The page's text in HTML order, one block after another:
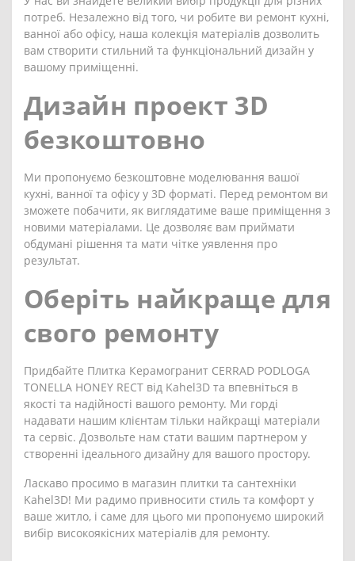
потреб. Незалежно від того, чи робите ви ремонт кухні,
ванної або офісу, наша колекція матеріалів дозволить
вам створити стильний та функціональний дизайн у
вашому приміщенні.
Дизайн проект 3D
безкоштовно
Ми пропонуємо безкоштовне моделювання вашої
кухні, ванної та офісу у 3D форматі. Перед ремонтом ви
зможете побачити, як виглядатиме ваше приміщення з
новими матеріалами. Це дозволяє вам приймати
обдумані рішення та мати чітке уявлення про
результат.
Оберіть найкраще для
свого ремонту
Придбайте Плитка Керамогранит CERRAD PODLOGA
TONELLA HONEY RECT від Kahel3D та впевніться в
якості та надійності вашого ремонту. Ми горді
надавати нашим клієнтам тільки найкращі матеріали
та сервіс. Дозвольте нам стати вашим партнером у
створенні ідеального дизайну для вашого простору.
Ласкаво просимо в магазин плитки та сантехніки
Kahel3D! Ми радимо привносити стиль та комфорт у
ваше житло, і саме для цього ми пропонуємо широкий
вибір високоякісних матеріалів для ремонту.